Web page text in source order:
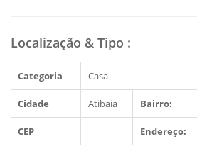
Localização & Tipo :
Categoria Casa
Cidade Atibaia Bairro:
CEP Endereço: